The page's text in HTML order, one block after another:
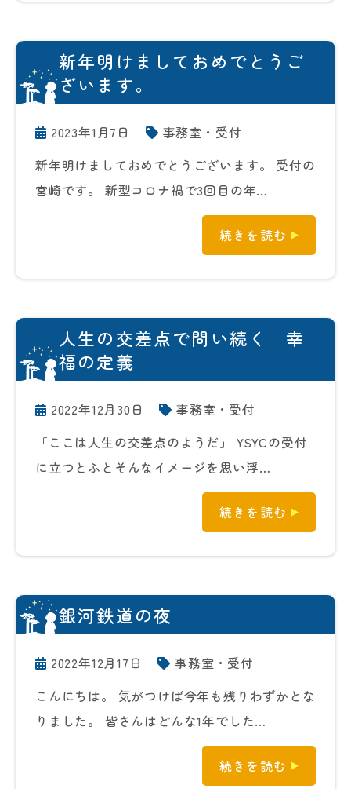
新年明けましておめでとうご
ざいます。
2023年1月7日
事務室・受付
新年明けましておめでとうございます。 受付の
宮崎です。 新型コロナ禍で3回目の年…
続きを読む
人生の交差点で問い続く 幸
福の定義
2022年12月30日
事務室・受付
「ここは人生の交差点のようだ」 YSYCの受付
に立つとふとそんなイメージを思い浮…
続きを読む
銀河鉄道の夜
2022年12月17日
事務室・受付
こんにちは。 気がつけば今年も残りわずかとな
りました。 皆さんはどんな1年でした…
続きを読む